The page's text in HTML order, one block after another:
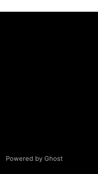
Powered by Ghost